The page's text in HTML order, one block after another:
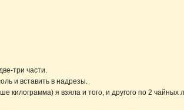
три части.
и вставить в надрезы.
килограмма) я взяла и того, и другого по 2